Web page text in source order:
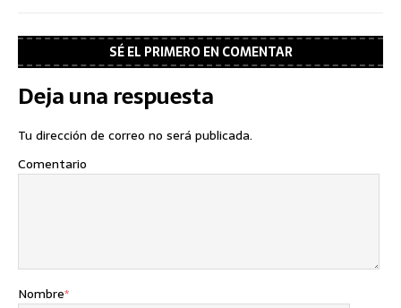
SÉ EL PRIMERO EN COMENTAR
Deja una respuesta
Tu dirección de correo no será publicada.
Comentario
Nombre*